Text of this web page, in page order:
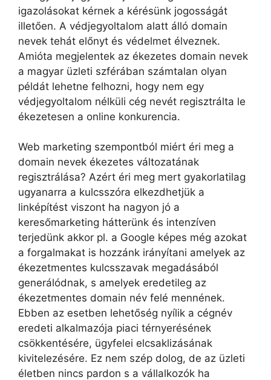
igazolásokat kérnek a kérésünk jogosságát
illetően. A védjegyoltalom alatt álló domain
nevek tehát előnyt és védelmet élveznek.
Amióta megjelentek az ékezetes domain nevek
a magyar üzleti szférában számtalan olyan
példát lehetne felhozni, hogy nem egy
védjegyoltalom nélküli cég nevét regisztrálta le
ékezetesen a online konkurencia.
Web marketing szempontból miért éri meg a
domain nevek ékezetes változatának
regisztrálása? Azért éri meg mert gyakorlatilag
ugyanarra a kulcsszóra elkezdhetjük a
linképítést viszont ha nagyon jó a
keresőmarketing hátterünk és intenzíven
terjedünk akkor pl. a Google képes még azokat
a forgalmakat is hozzánk irányítani amelyek az
ékezetmentes kulcsszavak megadásából
generálódnak, s amelyek eredetileg az
ékezetmentes domain név felé mennének.
Ebben az esetben lehetőség nyílik a cégnév
eredeti alkalmazója piaci térnyerésének
csökkentésére, ügyfelei elcsaklizásának
kivitelezésére. Ez nem szép dolog, de az üzleti
életben nincs pardon s a vállalkozók ha